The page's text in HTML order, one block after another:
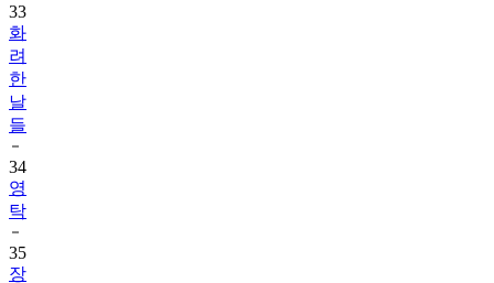
33
화
려
한
날
들
34
영
탁
35
장